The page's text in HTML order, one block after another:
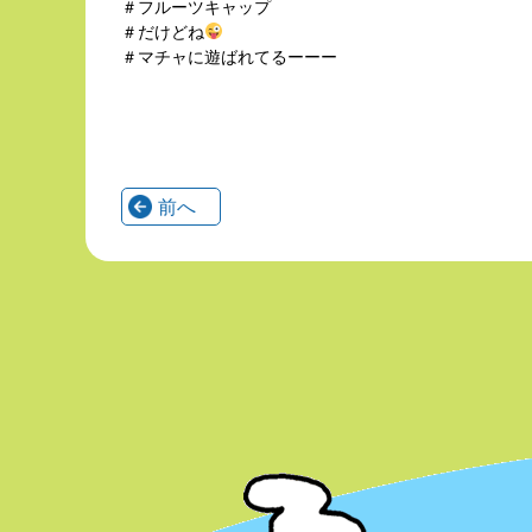
＃フルーツキャップ
＃だけどね
＃マチャに遊ばれてるーーー
前へ